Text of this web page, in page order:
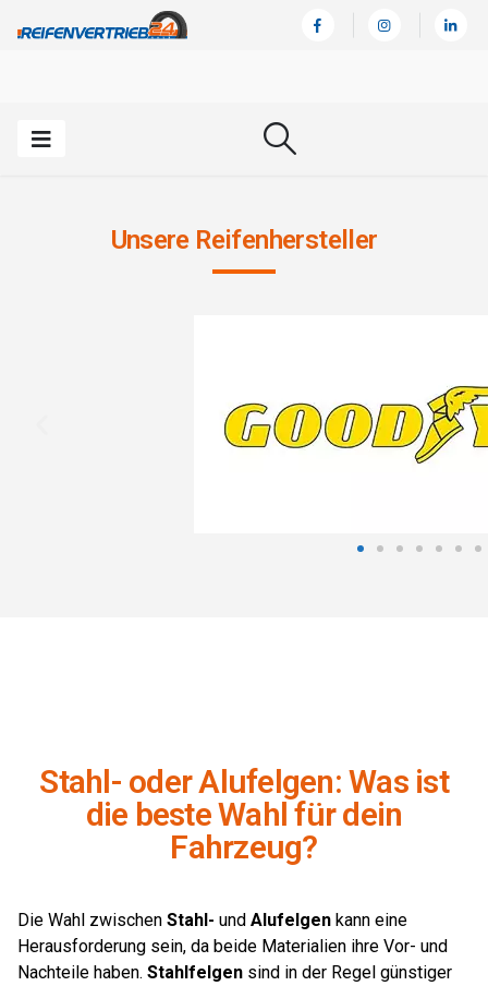
Unsere Reifenhersteller
Stahl- oder Alufelgen: Was ist
die beste Wahl für dein
Fahrzeug?
Die Wahl zwischen Stahl- und Alufelgen kann eine
Herausforderung sein, da beide Materialien ihre Vor- und
Nachteile haben. Stahlfelgen sind in der Regel günstiger